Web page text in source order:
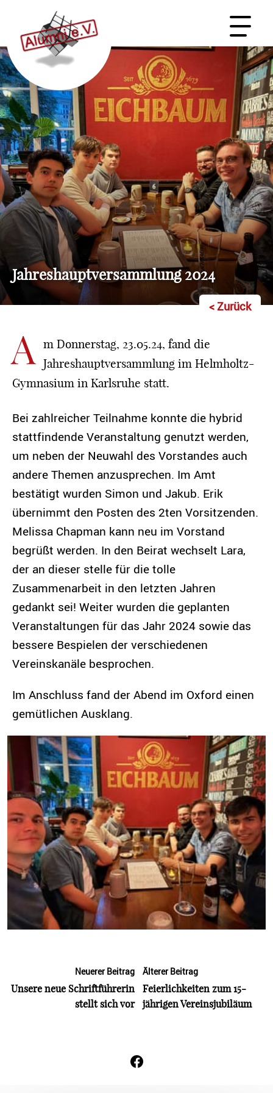
ORDNUNG & SATZUNGEN
Startseite Der Verein
Unterstützen & Netzwerken
Events & Exkursionen
Jahreshauptversammlung 2024
< Zurück
A m Donnerstag, 23.05.24, fand die
Jahreshauptversammlung im Helmholtz-
Gymnasium in Karlsruhe statt.
Bei zahlreicher Teilnahme konnte die hybrid
stattfindende Veranstaltung genutzt werden,
um neben der Neuwahl des Vorstandes auch
andere Themen anzusprechen. Im Amt
bestätigt wurden Simon und Jakub. Erik
übernimmt den Posten des 2ten Vorsitzenden.
Melissa Chapman kann neu im Vorstand
begrüßt werden. In den Beirat wechselt Lara,
der an dieser stelle für die tolle
Zusammenarbeit in den letzten Jahren
gedankt sei! Weiter wurden die geplanten
Veranstaltungen für das Jahr 2024 sowie das
bessere Bespielen der verschiedenen
Vereinskanäle besprochen.
Im Anschluss fand der Abend im Oxford einen
gemütlichen Ausklang.
Neuerer Beitrag
Unsere neue Schriftführerin
stellt sich vor
Älterer Beitrag
Feierlichkeiten zum 15-
jährigen Vereinsjubiläum